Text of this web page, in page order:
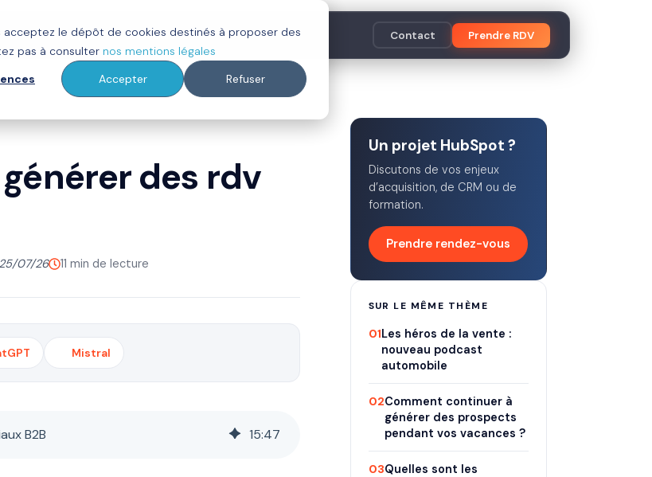
acceptez le dépôt de cookies destinés à proposer des
pas à consulter nos mentions légales
Accepter Refuser
À propos Ressources Contact Prendre RDV
des rdv
07/26 11 min de lecture
Mistral
B2B 15:47
Un projet HubSpot ?
Discutons de vos enjeux
d’acquisition, de CRM ou de
formation.
Prendre rendez-vous
SUR LE MÊME THÈME
01Les héros de la vente :
nouveau podcast
automobile
02Comment continuer à
générer des prospects
pendant vos vacances ?
03Quelles sont les